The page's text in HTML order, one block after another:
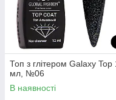
Топ з глітером Galaxy Top
мл, №06
В наявності